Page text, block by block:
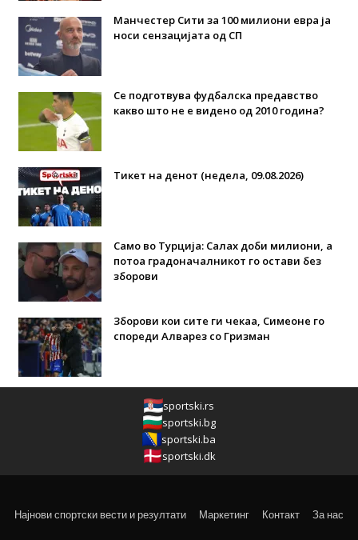
Манчестер Сити за 100 милиони евра ја
носи сензацијата од СП
Се подготвува фудбалска предавство
какво што не е видено од 2010 година?
Тикет на денот (недела, 09.08.2026)
Само во Турција: Салах доби милиони, а
потоа градоначалникот го остави без
зборови
Зборови кои сите ги чекаа, Симеоне го
спореди Алварез со Гризман
sportski.rs
sportski.bg
sportski.ba
sportski.dk
Најнови спортски вести и резултати Маркетинг Контакт За нас